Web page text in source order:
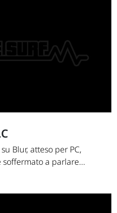
Blur, atteso per PC,
soffermato a parlare...